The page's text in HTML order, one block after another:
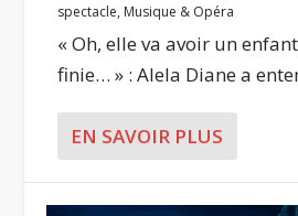
spectacle, Musique & Opéra
« Oh, elle va avoir un
finie… » : Alela Diane a
EN SAVOIR PLUS